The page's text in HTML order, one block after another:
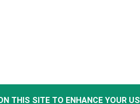
THIS SITE TO ENHANCE YOUR